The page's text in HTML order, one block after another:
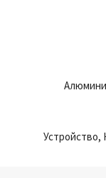
Устройство,